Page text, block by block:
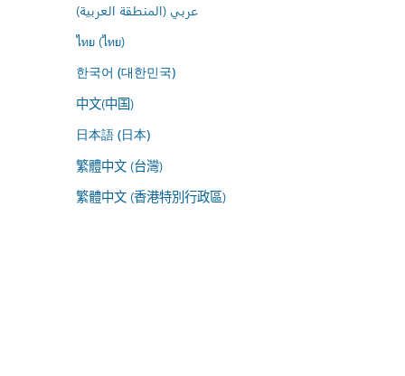
عربي (المنطقة العربية)
ไทย (ไทย)
한국어 (대한민국)
中文(中国)
日本語 (日本)
繁體中文 (台灣)
繁體中文 (香港特別行政區)